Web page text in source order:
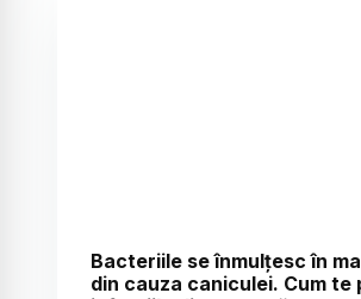
Bacteriile se înmulțesc în
din cauza caniculei. Cum te